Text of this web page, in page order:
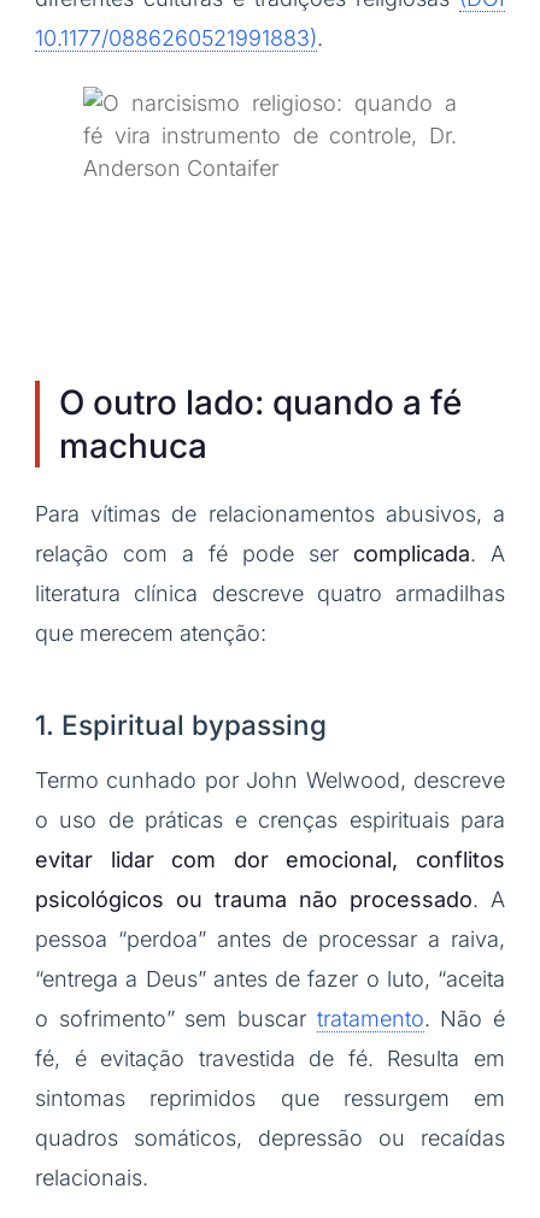
10.1177/0886260521991883).
O outro lado: quando a fé
machuca
Para vítimas de relacionamentos abusivos, a
relação com a fé pode ser complicada. A
literatura clínica descreve quatro armadilhas
que merecem atenção:
1. Espiritual bypassing
Termo cunhado por John Welwood, descreve
o uso de práticas e crenças espirituais para
evitar lidar com dor emocional, conflitos
psicológicos ou trauma não processado. A
pessoa “perdoa” antes de processar a raiva,
“entrega a Deus” antes de fazer o luto, “aceita
o sofrimento” sem buscar tratamento. Não é
fé, é evitação travestida de fé. Resulta em
sintomas reprimidos que ressurgem em
quadros somáticos, depressão ou recaídas
relacionais.